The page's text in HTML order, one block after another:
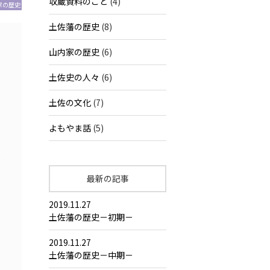
の歴史
土佐藩の歴史 (8)
山内家の歴史 (6)
土佐史の人々 (6)
土佐の文化 (7)
よもやま話 (5)
最新の記事
2019.11.27
土佐藩の歴史－初期－
2019.11.27
土佐藩の歴史－中期－